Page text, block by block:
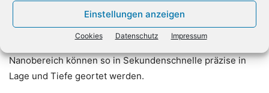
Einstellungen anzeigen
Cookies Datenschutz Impressum
funktioniert das System wie ein hochempfindliches
Quanten-Mikroskop: Es macht die Ströme im Inneren des
Nanobereich können so in Sekundenschnelle präzise in
Lage und Tiefe geortet werden.